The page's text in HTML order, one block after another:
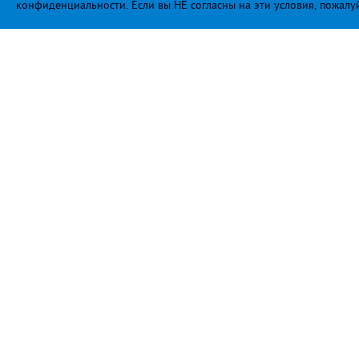
конфиденциальности. Если вы НЕ согласны на эти условия,